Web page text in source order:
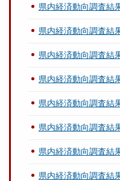
県内経済動向調査結
県内経済動向調査結
県内経済動向調査結
県内経済動向調査結
県内経済動向調査結
県内経済動向調査結
県内経済動向調査結
県内経済動向調査結